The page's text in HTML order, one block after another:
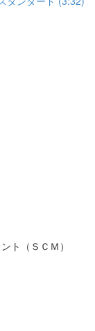
ト（ＳＣＭ）